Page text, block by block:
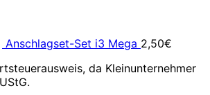
Anschlagset-Set i3 Mega 2,50€
da Kleinunternehmer